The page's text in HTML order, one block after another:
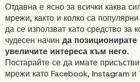
Отдавна е ясно за всички каква
мрежи, както и колко са
да се използват като средство за
чудесен начин да
увеличите интереса към него.
Постарайте се да имате
мрежи като Facebook, Instagram